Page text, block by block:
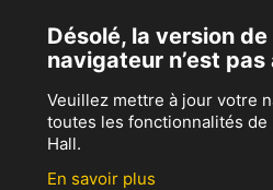
Désolé, la version
navigateur n’est pas
Veuillez mettre à jour votre
toutes les fonctionnalités
Hall.
En savoir plus